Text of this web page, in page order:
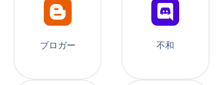
ブロガー 不和